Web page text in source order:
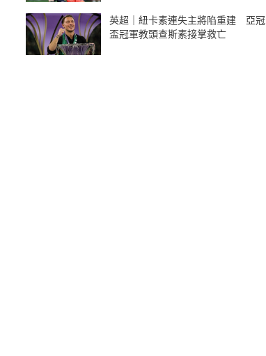
英超｜紐卡素連失主將陷重建 亞冠
盃冠軍教頭查斯素接掌救亡